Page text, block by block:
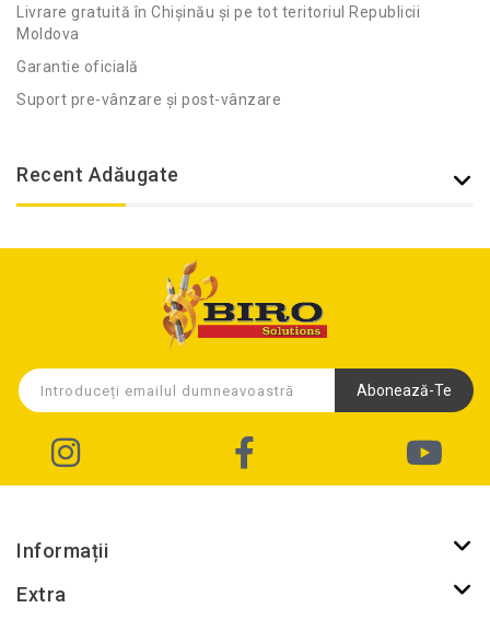
Livrare gratuită în Chișinău și pe tot teritoriul Republicii
Moldova
Garantie oficială
Suport pre-vânzare și post-vânzare
Recent Adăugate
Abonează-Te
Informații
Extra